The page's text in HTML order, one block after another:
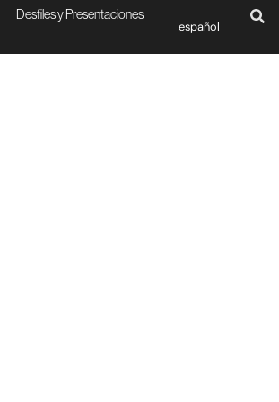
Desfiles y Presentaciones
español